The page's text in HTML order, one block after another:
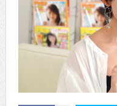
CINEMA×STYLE 294号